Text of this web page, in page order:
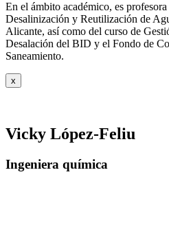
En el ámbito académico, es
Desalinización y Reutilización de
Alicante, así como del curso de
Desalación del BID y el Fondo de
Saneamiento.
x
Vicky López-Feliu
Ingeniera química